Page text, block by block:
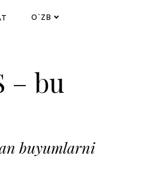
O`ZB
– bu
buyumlarni